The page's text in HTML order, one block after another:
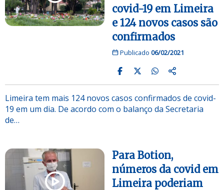
covid-19 em Limeira
e 124 novos casos são
confirmados
Publicado 06/02/2021
Limeira tem mais 124 novos casos confirmados de covid-
19 em um dia. De acordo com o balanço da Secretaria
de…
Para Botion,
números da covid em
Limeira poderiam